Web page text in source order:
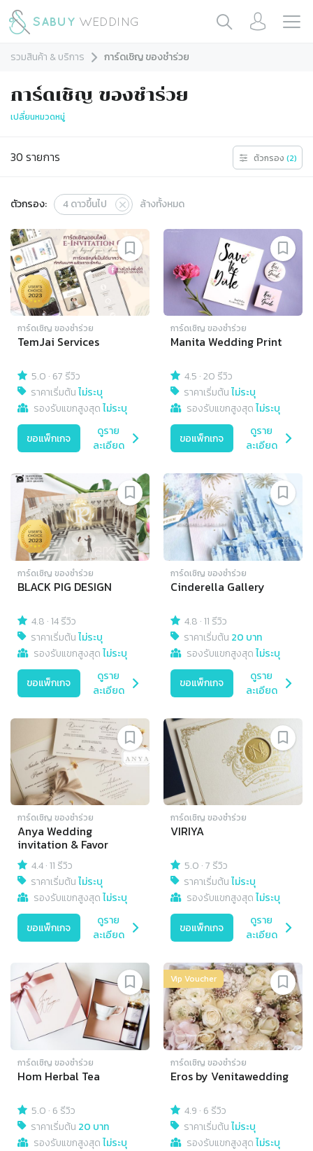
รวมสินค้า & บริการ การ์ดเชิญ ของชำร่วย
การ์ดเชิญ ของชำร่วย
เปลี่ยนหมวดหมู่
30 รายการ ตัวกรอง (2)
ตัวกรอง: 4ดาวขึ้นไป ล้างทั้งหมด
การ์ดเชิญ​ ของชำร่วย
TemJai Services
5.0 · 67 รีวิว
ราคาเริ่มต้นไม่ระบุ
รองรับแขกสูงสุดไม่ระบุ
ขอแพ็กเกจ
ดูราย
ละเอียด
การ์ดเชิญ​ ของชำร่วย
Manita Wedding Print
4.5 ·20 รีวิว
ราคาเริ่มต้นไม่ระบุ
รองรับแขกสูงสุดไม่ระบุ
ขอแพ็กเกจ
ดูราย
ละเอียด
การ์ดเชิญ​ ของชำร่วย
BLACK PIG DESIGN
4.8 ·14 รีวิว
ราคาเริ่มต้นไม่ระบุ
รองรับแขกสูงสุดไม่ระบุ
ขอแพ็กเกจ
ดูราย
ละเอียด
การ์ดเชิญ​ ของชำร่วย
Cinderella Gallery
4.8 ·11 รีวิว
ราคาเริ่มต้น 20 บาท
รองรับแขกสูงสุดไม่ระบุ
ขอแพ็กเกจ
ดูราย
ละเอียด
การ์ดเชิญ​ ของชำร่วย
Anya Wedding
invitation & Favor
4.4·11 รีวิว
ราคาเริ่มต้นไม่ระบุ
รองรับแขกสูงสุดไม่ระบุ
ขอแพ็กเกจ
ดูราย
ละเอียด
การ์ดเชิญ​ ของชำร่วย
VIRIYA
5.0 ·7 รีวิว
ราคาเริ่มต้นไม่ระบุ
รองรับแขกสูงสุดไม่ระบุ
ขอแพ็กเกจ
ดูราย
ละเอียด
การ์ดเชิญ​ ของชำร่วย
Hom Herbal Tea
5.0 · 6 รีวิว
ราคาเริ่มต้น 20 บาท
รองรับแขกสูงสุดไม่ระบุ
Vip Voucher
การ์ดเชิญ​ ของชำร่วย
Eros by Venitawedding
4.9 · 6 รีวิว
ราคาเริ่มต้นไม่ระบุ
รองรับแขกสูงสุดไม่ระบุ